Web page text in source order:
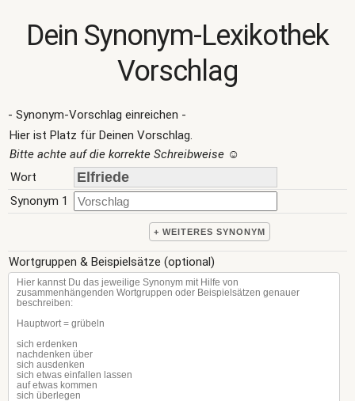
Dein Synonym-Lexikothek
Vorschlag
- Synonym-Vorschlag einreichen -
Hier ist Platz für Deinen Vorschlag.
Bitte achte auf die korrekte Schreibweise ☺
Wort
Synonym 1
+ WEITERES SYNONYM
Wortgruppen & Beispielsätze (optional)